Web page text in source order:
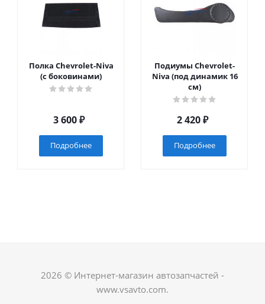
Полка Chevrolet-Niva
(с боковинами)
3 600₽
Подробнее
Подиумы Chevrolet-
Niva (под динамик 16
см)
2 420₽
Подробнее
2026 © Интернет-магазин автозапчастей -
www.vsavto.com.